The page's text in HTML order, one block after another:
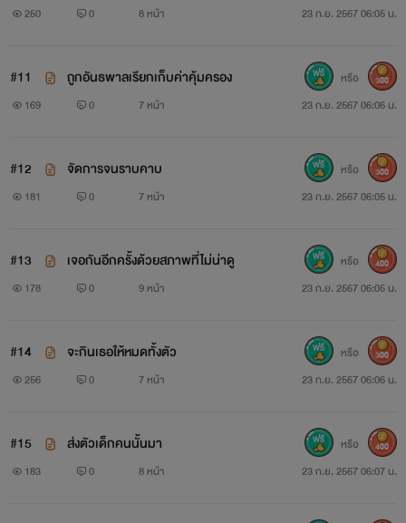
250 0 8 หน้า 23 ก.ย. 2567 06:05 น.
#11 ถูกอันธพาลเรียกเก็บค่าคุ้มครอง
169 0 7 หน้า 23 ก.ย. 2567 06:06 น.
หรือ 300
#12 จัดการจนราบคาบ
181 0 7 หน้า 23 ก.ย. 2567 06:05 น.
หรือ 300
#13 เจอกันอีกครั้งด้วยสภาพที่ไม่น่าดู
178 0 9 หน้า 23 ก.ย. 2567 06:05 น.
หรือ 400
#14 จะกินเธอให้หมดทั้งตัว
256 0 7 หน้า 23 ก.ย. 2567 06:06 น.
หรือ 300
#15 ส่งตัวเด็กคนนั้นมา
183 0 8 หน้า 23 ก.ย. 2567 06:07 น.
หรือ 400